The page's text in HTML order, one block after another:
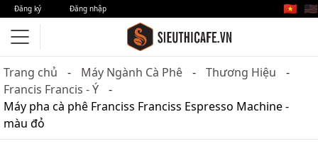
Đăng ký Đăng nhập 🇻🇳 🇺🇸
Trang chủ Máy Ngành Cà Phê
Thương Hiệu
Francis Francis - Ý
Máy pha cà phê Franciss Franciss Espresso Machine -
màu đỏ